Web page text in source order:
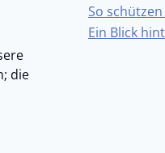
die
So
Ein Blick